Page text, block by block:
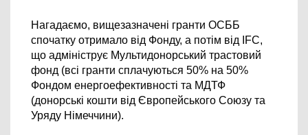
Нагадаємо, вищезазначені гранти ОСББ
спочатку отримало від Фонду, а потім від IFC,
що адмініструє Мультидонорський трастовий
фонд (всі гранти сплачуються 50% на 50%
Фондом енергоефективності та МДТФ
(донорські кошти від Європейського Союзу та
Уряду Німеччини).